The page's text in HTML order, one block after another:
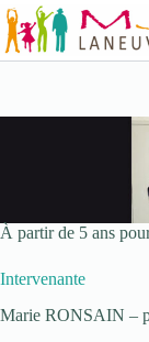
Passer
au
contenu
À partir de 5 ans
Intervenante
Marie RONSAIN –